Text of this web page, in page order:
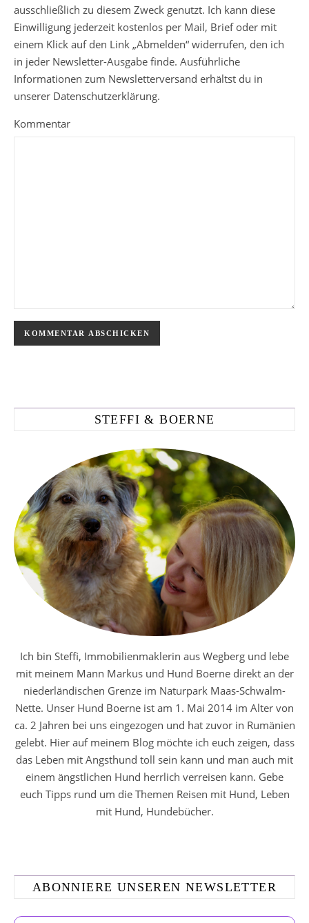
ausschließlich zu diesem Zweck genutzt. Ich kann diese
Einwilligung jederzeit kostenlos per Mail, Brief oder mit
einem Klick auf den Link „Abmelden“ widerrufen, den ich
in jeder Newsletter-Ausgabe finde. Ausführliche
Informationen zum Newsletterversand erhältst du in
unserer Datenschutzerklärung.
Kommentar
STEFFI & BOERNE
Ich bin Steffi, Immobilienmaklerin aus Wegberg und lebe
mit meinem Mann Markus und Hund Boerne direkt an der
niederländischen Grenze im Naturpark Maas-Schwalm-
Nette. Unser Hund Boerne ist am 1. Mai 2014 im Alter von
ca. 2 Jahren bei uns eingezogen und hat zuvor in Rumänien
gelebt. Hier auf meinem Blog möchte ich euch zeigen, dass
das Leben mit Angsthund toll sein kann und man auch mit
einem ängstlichen Hund herrlich verreisen kann. Gebe
euch Tipps rund um die Themen Reisen mit Hund, Leben
mit Hund, Hundebücher.
ABONNIERE UNSEREN NEWSLETTER